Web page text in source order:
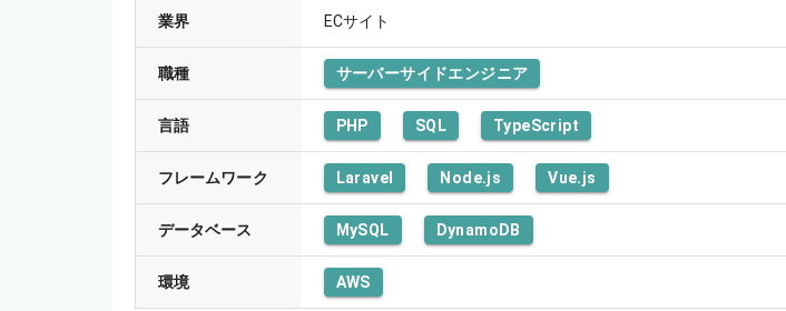
業界 ECサイト
職種 サーバーサイドエンジニア
言語 PHP SQL TypeScript
フレームワーク Laravel Node.js Vue.js
データベース MySQL DynamoDB
環境 AWS